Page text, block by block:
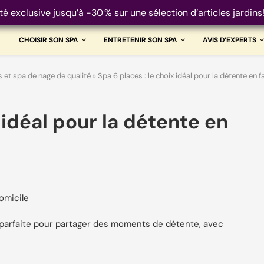
exclusive jusqu’à -30 % sur une sélection d’articles jardins!
CHOISIR SON SPA ENTRETENIR SON SPA AVIS D’EXPERTS
et spa de nage de qualité » Spa 6 places : le choix idéal pour la détente en
pour la détente en
pour partager des moments de détente, avec